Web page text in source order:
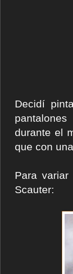
Decidí
durante el
que con
Para
Scauter: